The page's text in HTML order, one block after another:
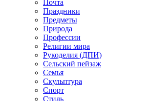
Почта
Праздники
Предметы
Природа
Профессии
Религии мира
Рукоделия (ДПИ)
Сельский пейзаж
Семья
Скульптура
Спорт
Стиль